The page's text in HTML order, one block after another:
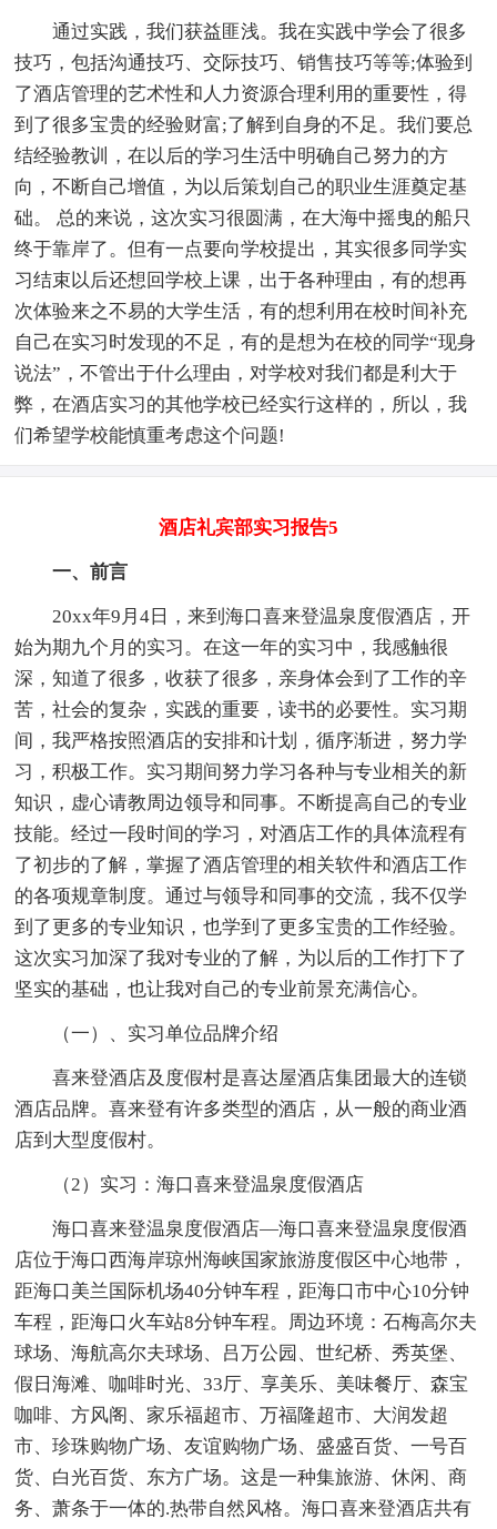
通过实践，我们获益匪浅。我在实践中学会了很多
技巧，包括沟通技巧、交际技巧、销售技巧等等;体验到
了酒店管理的艺术性和人力资源合理利用的重要性，得
到了很多宝贵的经验财富;了解到自身的不足。我们要总
结经验教训，在以后的学习生活中明确自己努力的方
向，不断自己增值，为以后策划自己的职业生涯奠定基
础。 总的来说，这次实习很圆满，在大海中摇曳的船只
终于靠岸了。但有一点要向学校提出，其实很多同学实
习结束以后还想回学校上课，出于各种理由，有的想再
次体验来之不易的大学生活，有的想利用在校时间补充
自己在实习时发现的不足，有的是想为在校的同学“现身
说法”，不管出于什么理由，对学校对我们都是利大于
弊，在酒店实习的其他学校已经实行这样的，所以，我
们希望学校能慎重考虑这个问题!
酒店礼宾部实习报告5
一、前言
20xx年9月4日，来到海口喜来登温泉度假酒店，开
始为期九个月的实习。在这一年的实习中，我感触很
深，知道了很多，收获了很多，亲身体会到了工作的辛
苦，社会的复杂，实践的重要，读书的必要性。实习期
间，我严格按照酒店的安排和计划，循序渐进，努力学
习，积极工作。实习期间努力学习各种与专业相关的新
知识，虚心请教周边领导和同事。不断提高自己的专业
技能。经过一段时间的学习，对酒店工作的具体流程有
了初步的了解，掌握了酒店管理的相关软件和酒店工作
的各项规章制度。通过与领导和同事的交流，我不仅学
到了更多的专业知识，也学到了更多宝贵的工作经验。
这次实习加深了我对专业的了解，为以后的工作打下了
坚实的基础，也让我对自己的专业前景充满信心。
（一）、实习单位品牌介绍
喜来登酒店及度假村是喜达屋酒店集团最大的连锁
酒店品牌。喜来登有许多类型的酒店，从一般的商业酒
店到大型度假村。
（2）实习：海口喜来登温泉度假酒店
海口喜来登温泉度假酒店—海口喜来登温泉度假酒
店位于海口西海岸琼州海峡国家旅游度假区中心地带，
距海口美兰国际机场40分钟车程，距海口市中心10分钟
车程，距海口火车站8分钟车程。周边环境：石梅高尔夫
球场、海航高尔夫球场、吕万公园、世纪桥、秀英堡、
假日海滩、咖啡时光、33厅、享美乐、美味餐厅、森宝
咖啡、方风阁、家乐福超市、万福隆超市、大润发超
市、珍珠购物广场、友谊购物广场、盛盛百货、一号百
货、白光百货、东方广场。这是一种集旅游、休闲、商
务、萧条于一体的.热带自然风格。海口喜来登酒店共有